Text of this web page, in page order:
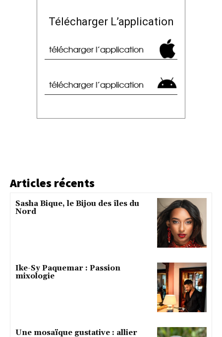
Télécharger L’application
Articles récents
Sasha Bique, le Bijou des îles du
Nord
Ike-Sy Paquemar : Passion
mixologie
Une mosaïque gustative : allier